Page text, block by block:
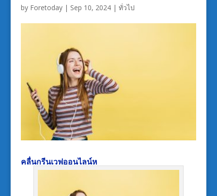
by Foretoday| Sep 10, 2024| ทั่วไป
คลื่นกรีนเวฟออนไลน์ห